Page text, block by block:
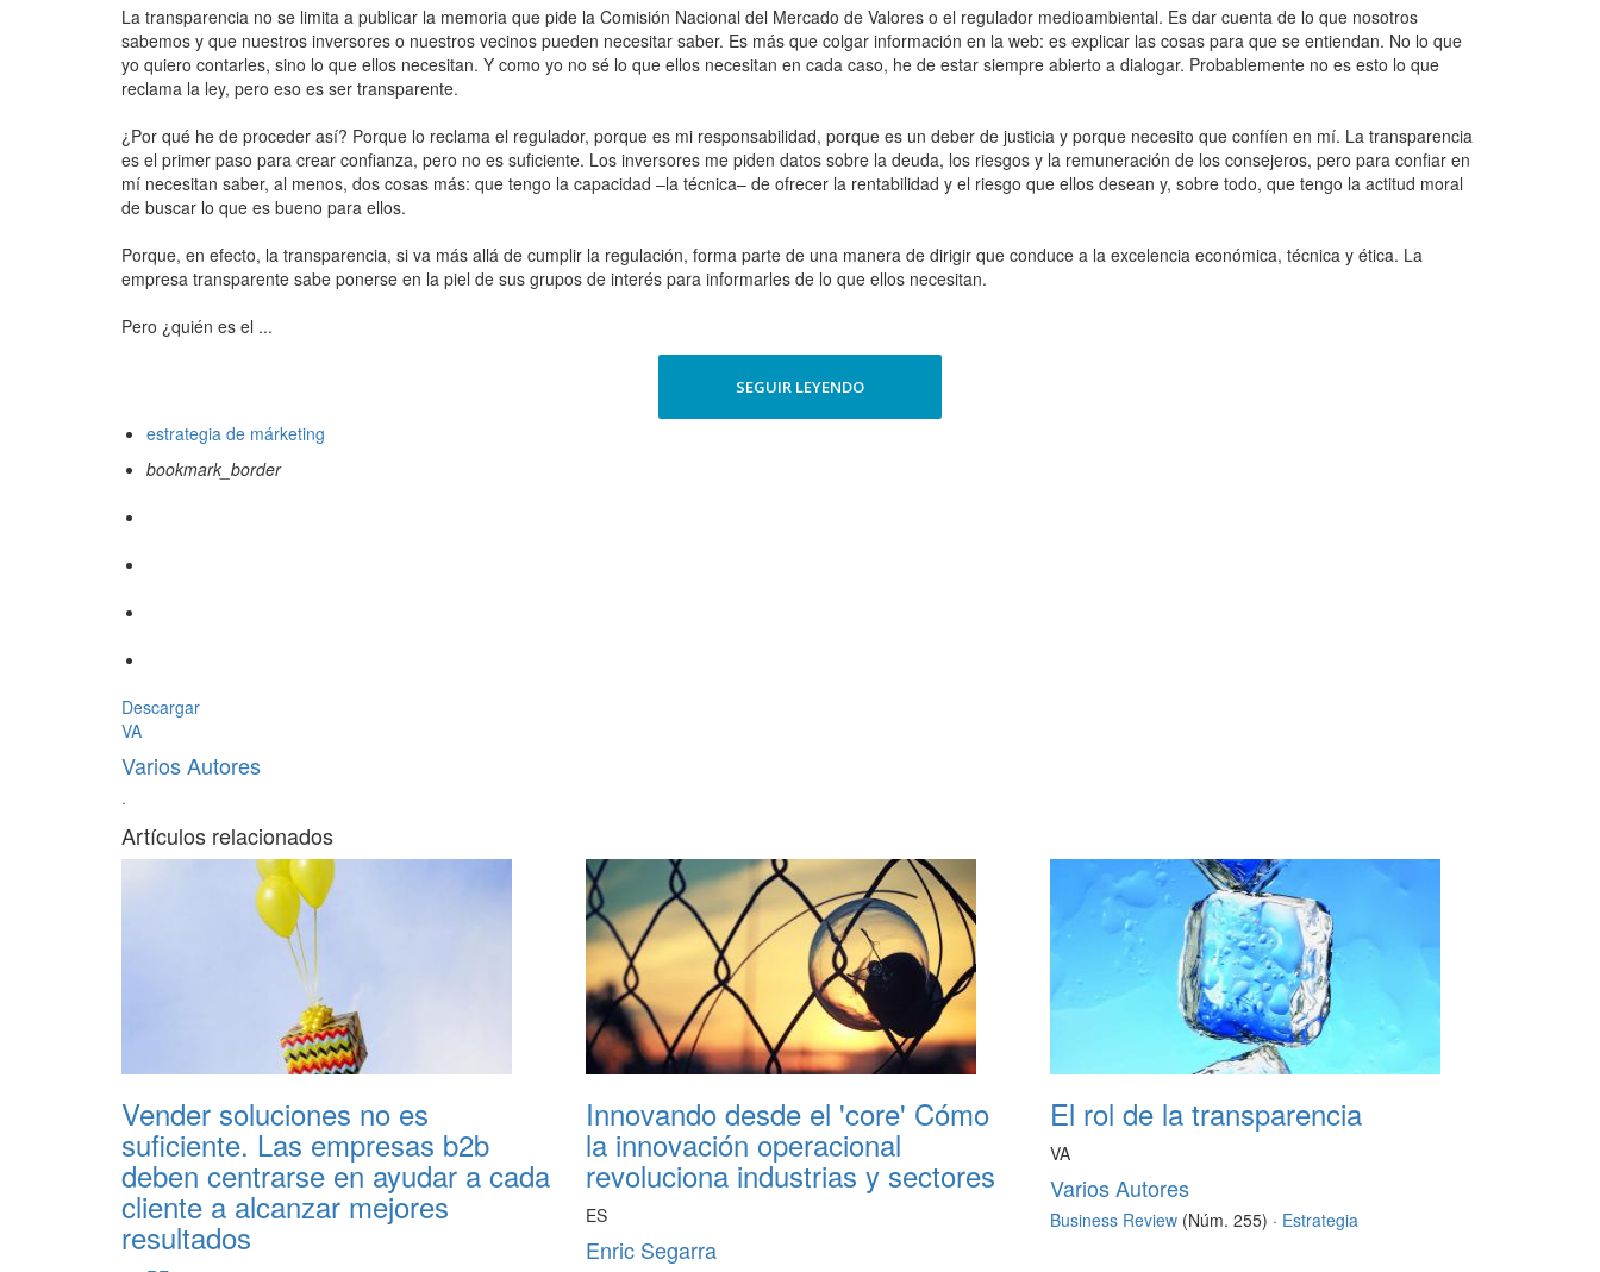
La transparencia no se limita a publicar la memoria que pide la Comisión Nacional del Mercado de Valores o el regulador medioambiental. Es dar cuenta de lo que nosotros
sabemos y que nuestros inversores o nuestros vecinos pueden necesitar saber. Es más que colgar información en la web: es explicar las cosas para que se entiendan. No lo que
yo quiero contarles, sino lo que ellos necesitan. Y como yo no sé lo que ellos necesitan en cada caso, he de estar siempre abierto a dialogar. Probablemente no es esto lo que
reclama la ley, pero eso es ser transparente.
¿Por qué he de proceder así? Porque lo reclama el regulador, porque es mi responsabilidad, porque es un deber de justicia y porque necesito que confíen en mí. La transparencia
es el primer paso para crear confianza, pero no es suficiente. Los inversores me piden datos sobre la deuda, los riesgos y la remuneración de los consejeros, pero para confiar en
mí necesitan saber, al menos, dos cosas más: que tengo la capacidad –la técnica– de ofrecer la rentabilidad y el riesgo que ellos desean y, sobre todo, que tengo la actitud moral
de buscar lo que es bueno para ellos.
Porque, en efecto, la transparencia, si va más allá de cumplir la regulación, forma parte de una manera de dirigir que conduce a la excelencia económica, técnica y ética. La
empresa transparente sabe ponerse en la piel de sus grupos de interés para informarles de lo que ellos necesitan.
Pero ¿quién es el ...
SEGUIR LEYENDO
estrategia de márketing
bookmark_border
Descargar
VA
Varios Autores
·
Artículos relacionados
Vender soluciones no es
suficiente. Las empresas b2b
deben centrarse en ayudar a cada
cliente a alcanzar mejores
resultados
Innovando desde el 'core' Cómo
la innovación operacional
revoluciona industrias y sectores
ES
Enric Segarra
El rol de la transparencia
VA
Varios Autores
Business Review (Núm. 255) · Estrategia